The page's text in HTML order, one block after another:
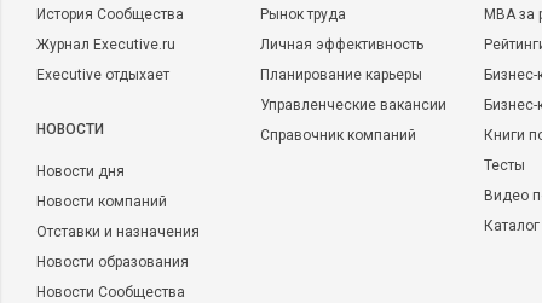
История Сообщества
Журнал Executive.ru
Executive отдыхает
НОВОСТИ
Новости дня
Новости компаний
Отставки и назначения
Новости образования
Новости Сообщества
Рынок труда
Личная эффективность
Планирование карьеры
Управленческие вакансии
Справочник компаний
MBA
Бизнес-
Книги
Тесты
Видео